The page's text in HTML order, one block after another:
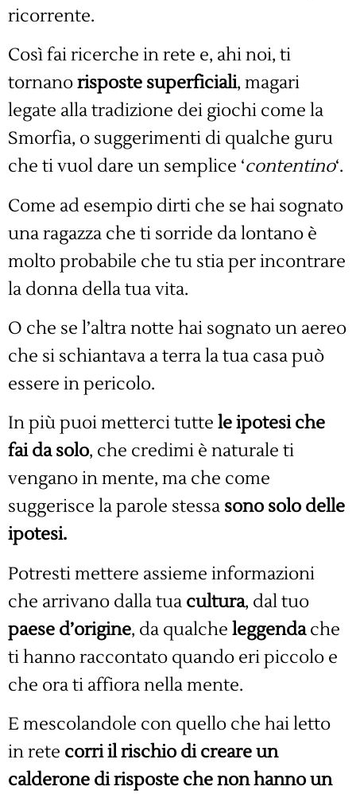
ricorrente.
Così fai ricerche in rete e, ahi noi, ti
tornanorisposte superficiali, magari
legate alla tradizione dei giochi come la
Smorfia, o suggerimenti di qualche guru
che ti vuol dare un semplice ‘contentino‘.
Come ad esempio dirti che se hai sognato
una ragazza che ti sorride da lontano è
molto probabile che tu stia per incontrare
la donna della tua vita.
O che se l’altra notte hai sognato un aereo
che si schiantava a terra la tua casa può
essere in pericolo.
In più puoi metterci tutte le ipotesi che
fai da solo, che credimi è naturale ti
vengano in mente, ma che come
suggerisce la parole stessa sono solo delle
ipotesi.
Potresti mettere assieme informazioni
che arrivano dalla tua cultura, dal tuo
paese d’origine, da qualche leggendache
ti hanno raccontato quando eri piccolo e
che ora ti affiora nella mente.
E mescolandole con quello che hai letto
in rete corri il rischio di creare un
calderone di risposte che non hanno un